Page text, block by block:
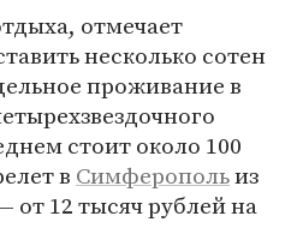
отмечает
несколько сотен
проживание в
стоит около 100
в Симферопольиз
от 12 тысяч рублей на